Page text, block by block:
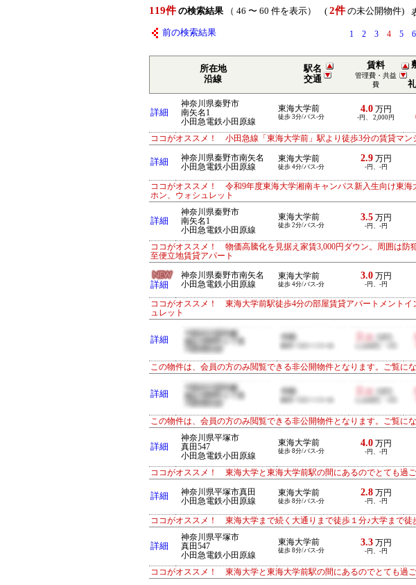
119件 の検索結果（ 46 〜 60 件を表示） ( 2件の未公開物件)
前の検索結果 1 2 3 4 5 6
所在地
沿線
駅名
交通
賃料
管理費・共益
費
詳細
神奈川県秦野市
南矢名1
小田急電鉄小田原線
東海大学前
徒歩 3分/バス-分
4.0万円
-円、 2,000円
ココがオススメ！ 小田急線「東海大学前」駅より徒歩3分の賃貸マン
詳細
神奈川県秦野市南矢名
小田急電鉄小田原線
東海大学前
徒歩 4分/バス-分
2.9万円
-円、-円
ココがオススメ！ 令和9年度東海大学湘南キャンパス新入生向け東
ホン、ウォシュレット
詳細
神奈川県秦野市
南矢名1
小田急電鉄小田原線
東海大学前
徒歩 2分/バス-分
3.5万円
-円、-円
ココがオススメ！ 物価高騰化を見据え家賃3,000円ダウン。周囲は防
至便立地賃貸アパート
詳細
神奈川県秦野市南矢名
小田急電鉄小田原線
東海大学前
徒歩 4分/バス-分
3.0万円
-円、-円
ココがオススメ！ 東海大学前駅徒歩4分の部屋賃貸アパートメント
ュレット
詳細
この物件は、会員の方のみ閲覧できる非公開物件となります。ご覧に
詳細
この物件は、会員の方のみ閲覧できる非公開物件となります。ご覧に
詳細
神奈川県平塚市
真田547
小田急電鉄小田原線
東海大学前
徒歩 8分/バス-分
4.0万円
-円、-円
ココがオススメ！ 東海大学と東海大学前駅の間にあるのでとても過
詳細
神奈川県平塚市真田
小田急電鉄小田原線
東海大学前
徒歩 8分/バス-分
2.8万円
-円、-円
ココがオススメ！ 東海大学まで続く大通りまで徒歩１分♪大学まで徒
詳細
神奈川県平塚市
真田547
小田急電鉄小田原線
東海大学前
徒歩 8分/バス-分
3.3万円
-円、-円
ココがオススメ！ 東海大学と東海大学前駅の間にあるのでとても過